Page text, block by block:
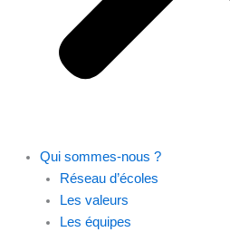
Qui sommes-nous ?
Réseau d’écoles
Les valeurs
Les équipes